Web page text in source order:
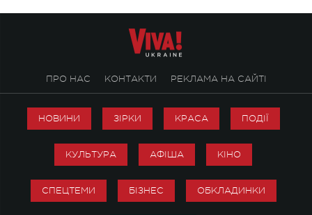
ПРО НАС КОНТАКТИ РЕКЛАМА НА САЙТІ
НОВИНИ ЗІРКИ КРАСА ПОДІЇ
КУЛЬТУРА АФІША КІНО
СПЕЦТЕМИ БІЗНЕС ОБКЛАДИНКИ